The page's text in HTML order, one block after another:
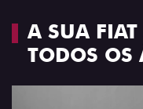
A SUA FIAT
TODOS OS